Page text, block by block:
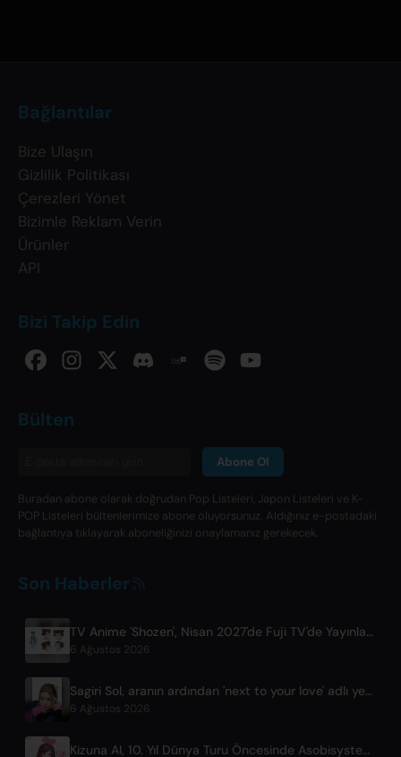
Bağlantılar
Bize Ulaşın
Gizlilik Politikası
Çerezleri Yönet
Bizimle Reklam Verin
Ürünler
API
Bizi Takip Edin
Bülten
Abone Ol
Buradan abone olarak doğrudan Pop Listeleri, Japon Listeleri ve K-
POP Listeleri bültenlerimize abone oluyorsunuz. Aldığınız e-postadaki
bağlantıya tıklayarak aboneliğinizi onaylamanız gerekecek.
Son Haberler
TV Anime 'Shozen', Nisan 2027'de Fuji TV'de Yayınlanacak
6 Ağustos 2026
Sagiri Sol, aranın ardından 'next to your love' adlı yeni teklisini yayımladı
6 Ağustos 2026
Kizuna AI, 10. Yıl Dünya Turu Öncesinde Asobisystem ile Ortaklığını Güçlendiriyor